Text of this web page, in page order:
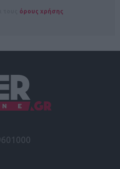
όρους χρήσης